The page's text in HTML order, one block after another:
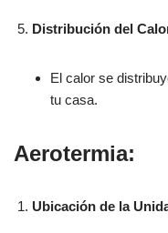
Distribución del
El calor se
tu casa.
Aerotermia:
Ubicación de la